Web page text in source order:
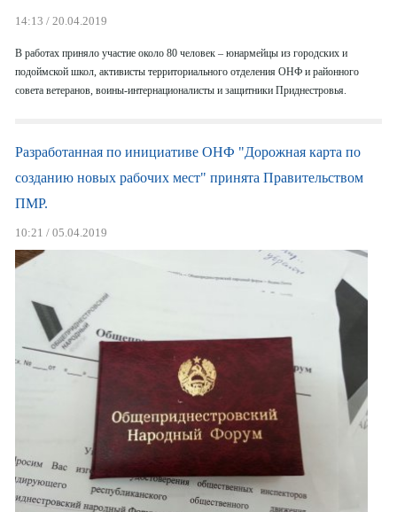
14:13 / 20.04.2019
В работах приняло участие около 80 человек – юнармейцы из городских и
подоймской школ, активисты территориального отделения ОНФ и районного
совета ветеранов, воины-интернационалисты и защитники Приднестровья.
Разработанная по инициативе ОНФ "Дорожная карта по
созданию новых рабочих мест" принята Правительством
ПМР.
10:21 / 05.04.2019